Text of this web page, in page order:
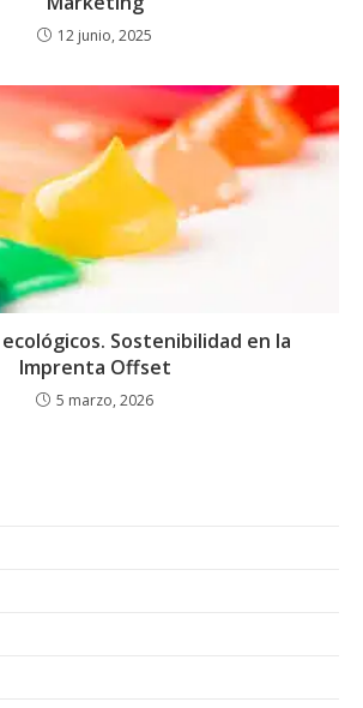
12 junio, 2025
Sostenibilidad en la
Imprenta Offset
5 marzo, 2026